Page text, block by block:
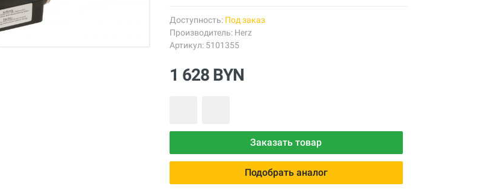
Доступность: Под заказ
Производитель: Herz
Артикул: 5101355
1 628 BYN
Заказать товар
Подобрать аналог